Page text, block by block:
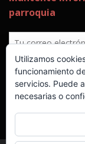
Utilizamos
funcionamiento
servicios. Puede
necesarias o